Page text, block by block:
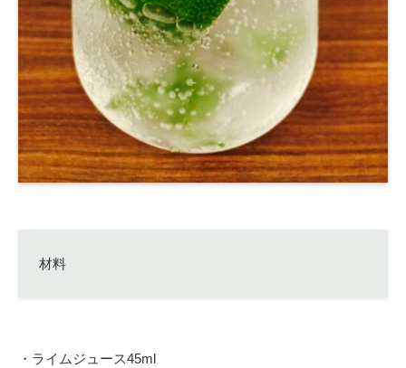
材料
・ライムジュース45ml